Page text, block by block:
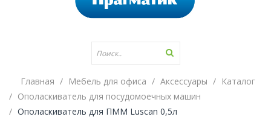
Главная Мебель для офиса Аксессуары
Каталог
Ополаскиватель для посудомоечных машин
Ополаскиватель для ПММ Luscan 0,5л